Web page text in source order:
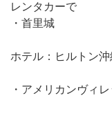
レンタカーで
・首里城
ホテル：ヒルトン
・アメリカンヴィ